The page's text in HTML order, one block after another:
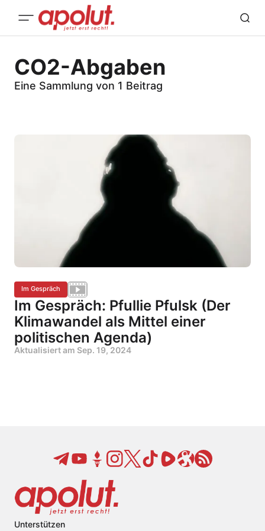
CO2-Abgaben
Eine Sammlung von 1 Beitrag
Im Gespräch
Im Gespräch: Pfullie Pfulsk (Der
Klimawandel als Mittel einer
politischen Agenda)
Aktualisiert am Sep. 19, 2024
Unterstützen